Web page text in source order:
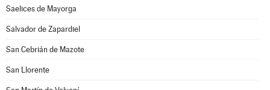
Saelices de Mayorga
Salvador de Zapardiel
San Cebrián de Mazote
San Llorente